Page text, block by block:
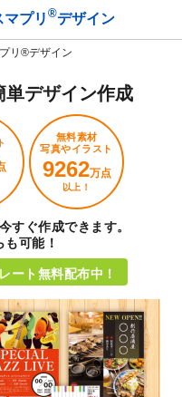
マプリ ®デザイン
リ®デザイン
単デザイン作成
無料素材
写真やイラスト
9262万点
以上！
すぐ作成できます。
可能！
ート無料配布中！